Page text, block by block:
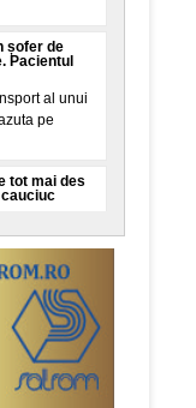
șofer de
Pacientul
al unui
pe
tot mai des
Rutiere
des intalnit
ridicat nivel
extreme și
de grau, in
exporturile